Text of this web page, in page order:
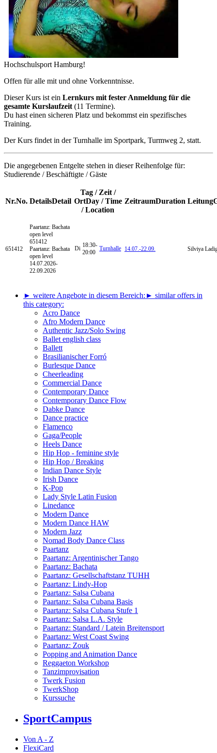
Hochschulsport Hamburg!
Offen für alle mit und ohne Vorkenntnisse.
Dieser Kurs ist ein Lernkurs mit fester Anmeldung für die
gesamte Kurslaufzeit (11 Termine).
Du hast einen sicheren Platz und bekommst ein spezifisches
Training.
Der Kurs findet in der Turnhalle im Sportpark, Turmweg 2, statt.
Die angegebenen Entgelte stehen in dieser Reihenfolge für:
Studierende / Beschäftigte / Gäste
Nr.No. DetailsDetail
Tag / Zeit /
OrtDay / Time
/ Location
ZeitraumDuration Leitung
651412
Paartanz: Bachata
open level
651412
Paartanz: Bachata
open level
14.07.2026-
22.09.2026
Di 18:30-
20:00
Turnhalle 14.07.-22.09. Silviya
► weitere Angebote in diesem Bereich: ► similar offers in
this category:
Acro Dance
Afro Modern Dance
Authentic Jazz/Solo Swing
Ballet english class
Ballett
Brasilianischer Forró
Burlesque Dance
Cheerleading
Commercial Dance
Contemporary Dance
Contemporary Dance Flow
Dabke Dance
Dance practice
Flamenco
Gaga/People
Heels Dance
Hip Hop - feminine style
Hip Hop / Breaking
Indian Dance Style
Irish Dance
K-Pop
Lady Style Latin Fusion
Linedance
Modern Dance
Modern Dance HAW
Modern Jazz
Nomad Body Dance Class
Paartanz
Paartanz: Argentinischer Tango
Paartanz: Bachata
Paartanz: Gesellschaftstanz TUHH
Paartanz: Lindy-Hop
Paartanz: Salsa Cubana
Paartanz: Salsa Cubana Basis
Paartanz: Salsa Cubana Stufe 1
Paartanz: Salsa L.A. Style
Paartanz: Standard / Latein Breitensport
Paartanz: West Coast Swing
Paartanz: Zouk
Popping and Animation Dance
Reggaeton Workshop
Tanzimprovisation
Twerk Fusion
TwerkShop
Kurssuche
SportCampus
Von A - Z
FlexiCard